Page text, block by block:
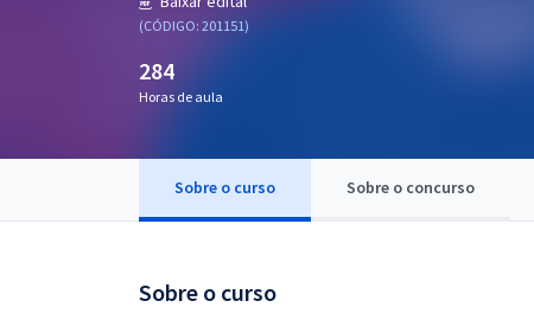
Conteúdo gratuito
(CÓDIGO: 201151)
284
Horas de aula
Sobre o curso Sobre o concurso
Sobre o curso